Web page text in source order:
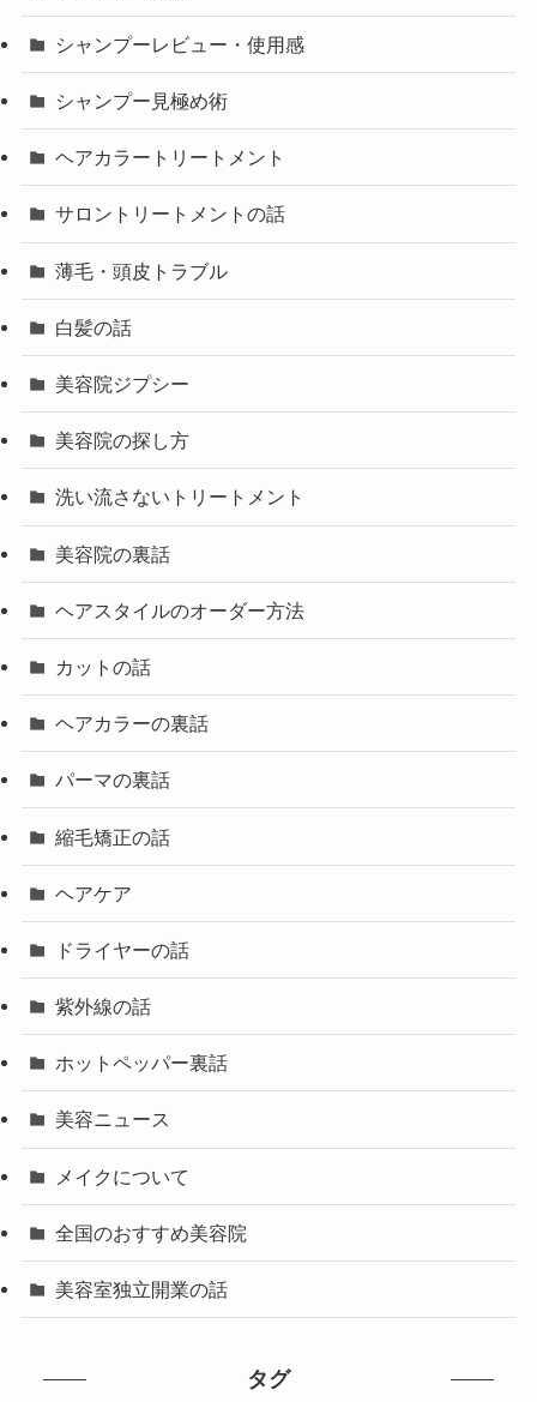
シャンプーレビュー・使用感
シャンプー見極め術
ヘアカラートリートメント
サロントリートメントの話
薄毛・頭皮トラブル
白髪の話
美容院ジプシー
美容院の探し方
洗い流さないトリートメント
美容院の裏話
ヘアスタイルのオーダー方法
カットの話
ヘアカラーの裏話
パーマの裏話
縮毛矯正の話
ヘアケア
ドライヤーの話
紫外線の話
ホットペッパー裏話
美容ニュース
メイクについて
全国のおすすめ美容院
美容室独立開業の話
タグ